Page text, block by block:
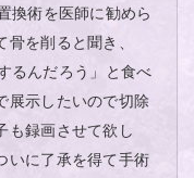
換術を医師に勧めら
を削ると聞き、
るんだろう」と食べ
展示したいので切除
も録画させて欲し
いに了承を得て手術